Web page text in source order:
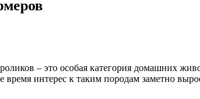
– это особая категория домашних
интерес к таким породам заметно